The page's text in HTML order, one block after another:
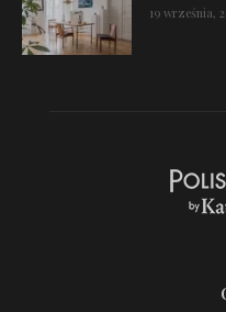
19 września,